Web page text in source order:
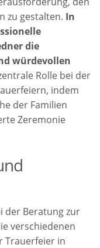
zu gestalten. In
die
würdevollen
Rolle bei der
indem
der Familien
Zeremonie
der Beratung zur
verschiedenen
Trauerfeier in